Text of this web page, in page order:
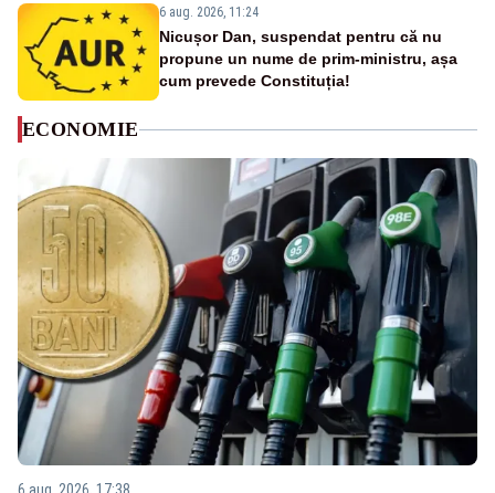
6 aug. 2026, 11:24
Nicușor Dan, suspendat pentru că nu
propune un nume de prim-ministru, așa
cum prevede Constituția!
ECONOMIE
6 aug. 2026, 17:38